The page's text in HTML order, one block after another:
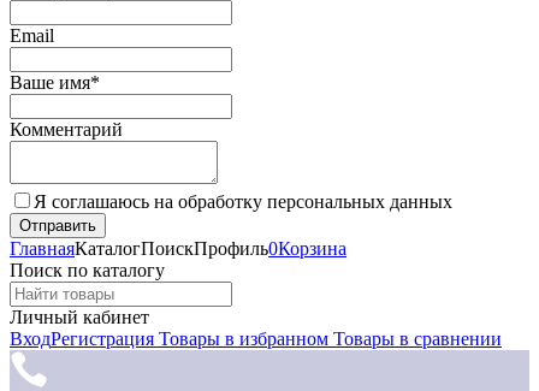
Email
Ваше имя*
Комментарий
Я соглашаюсь на обработку персональных данных
ГлавнаяКаталогПоискПрофиль0Корзина
Поиск по каталогу
Личный кабинет
ВходРегистрация Товары в избранном Товары в сравнении